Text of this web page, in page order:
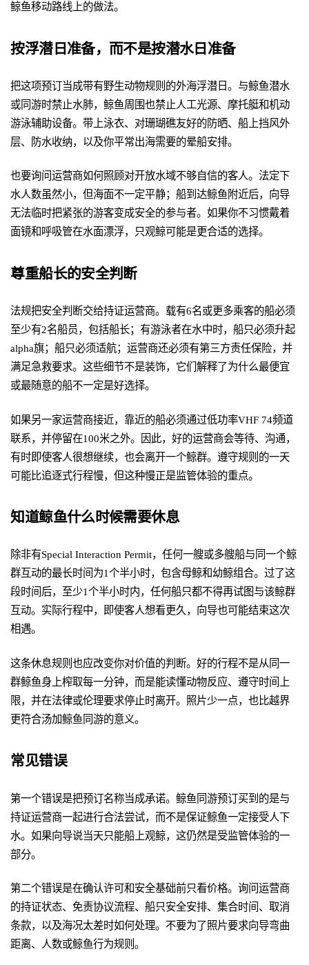
鲸鱼移动路线上的做法。
按浮潜日准备，而不是按潜水日准备
把这项预订当成带有野生动物规则的外海浮潜日。与鲸鱼潜水
或同游时禁止水肺，鲸鱼周围也禁止人工光源、摩托艇和机动
游泳辅助设备。带上泳衣、对珊瑚礁友好的防晒、船上挡风外
层、防水收纳，以及你平常出海需要的晕船安排。
也要询问运营商如何照顾对开放水域不够自信的客人。法定下
水人数虽然小，但海面不一定平静；船到达鲸鱼附近后，向导
无法临时把紧张的游客变成安全的参与者。如果你不习惯戴着
面镜和呼吸管在水面漂浮，只观鲸可能是更合适的选择。
尊重船长的安全判断
法规把安全判断交给持证运营商。载有6名或更多乘客的船必须
至少有2名船员，包括船长；有游泳者在水中时，船只必须升起
alpha旗；船只必须适航；运营商还必须有第三方责任保险，并
满足急救要求。这些细节不是装饰，它们解释了为什么最便宜
或最随意的船不一定是好选择。
如果另一家运营商接近，靠近的船必须通过低功率VHF 74频道
联系，并停留在100米之外。因此，好的运营商会等待、沟通，
有时即使客人很想继续，也会离开一个鲸群。遵守规则的一天
可能比追逐式行程慢，但这种慢正是监管体验的重点。
知道鲸鱼什么时候需要休息
除非有Special Interaction Permit，任何一艘或多艘船与同一个鲸
群互动的最长时间为1个半小时，包含母鲸和幼鲸组合。过了这
段时间后，至少1个半小时内，任何船只都不得再试图与该鲸群
互动。实际行程中，即使客人想看更久，向导也可能结束这次
相遇。
这条休息规则也应改变你对价值的判断。好的行程不是从同一
群鲸鱼身上榨取每一分钟，而是能读懂动物反应、遵守时间上
限，并在法律或伦理要求停止时离开。照片少一点，也比越界
更符合汤加鲸鱼同游的意义。
常见错误
第一个错误是把预订名称当成承诺。鲸鱼同游预订买到的是与
持证运营商一起进行合法尝试，而不是保证鲸鱼一定接受人下
水。如果向导说当天只能船上观鲸，这仍然是受监管体验的一
部分。
第二个错误是在确认许可和安全基础前只看价格。询问运营商
的持证状态、免责协议流程、船只安全安排、集合时间、取消
条款，以及海况太差时如何处理。不要为了照片要求向导弯曲
距离、人数或鲸鱼行为规则。